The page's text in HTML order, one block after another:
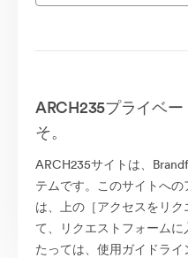
ARCH235プライベ
そ。
ARCH235サイトは、
テムです。このサイトへ
は、上の［アクセスをリ
て、リクエストフォーム
たっては、使用ガイドライ